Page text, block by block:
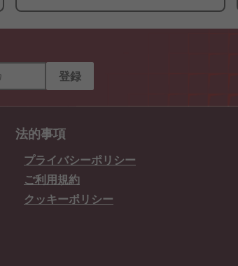
登録
法的事項
プライバシーポリシー
ご利用規約
クッキーポリシー